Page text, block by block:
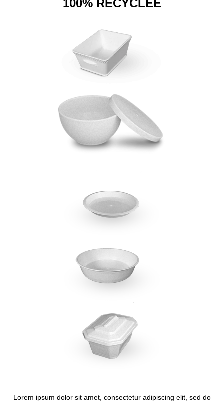
100% RECYCLÉE
Lorem ipsum dolor sit amet, consectetur adipiscing elit, sed do